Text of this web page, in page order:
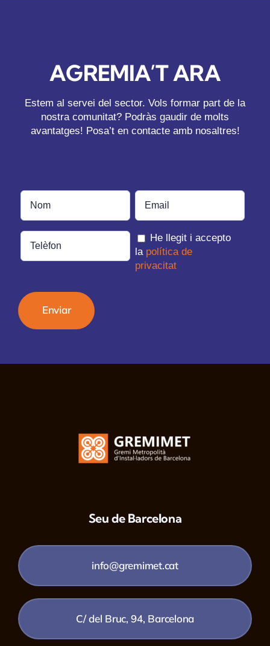
AGREMIA’T ARA
Estem al servei del sector. Vols formar part de la
nostra comunitat? Podràs gaudir de molts
avantatges! Posa’t en contacte amb nosaltres!
He llegit i accepto
la política de
privacitat
Seu de Barcelona
info@gremimet.cat
C/ del Bruc, 94, Barcelona